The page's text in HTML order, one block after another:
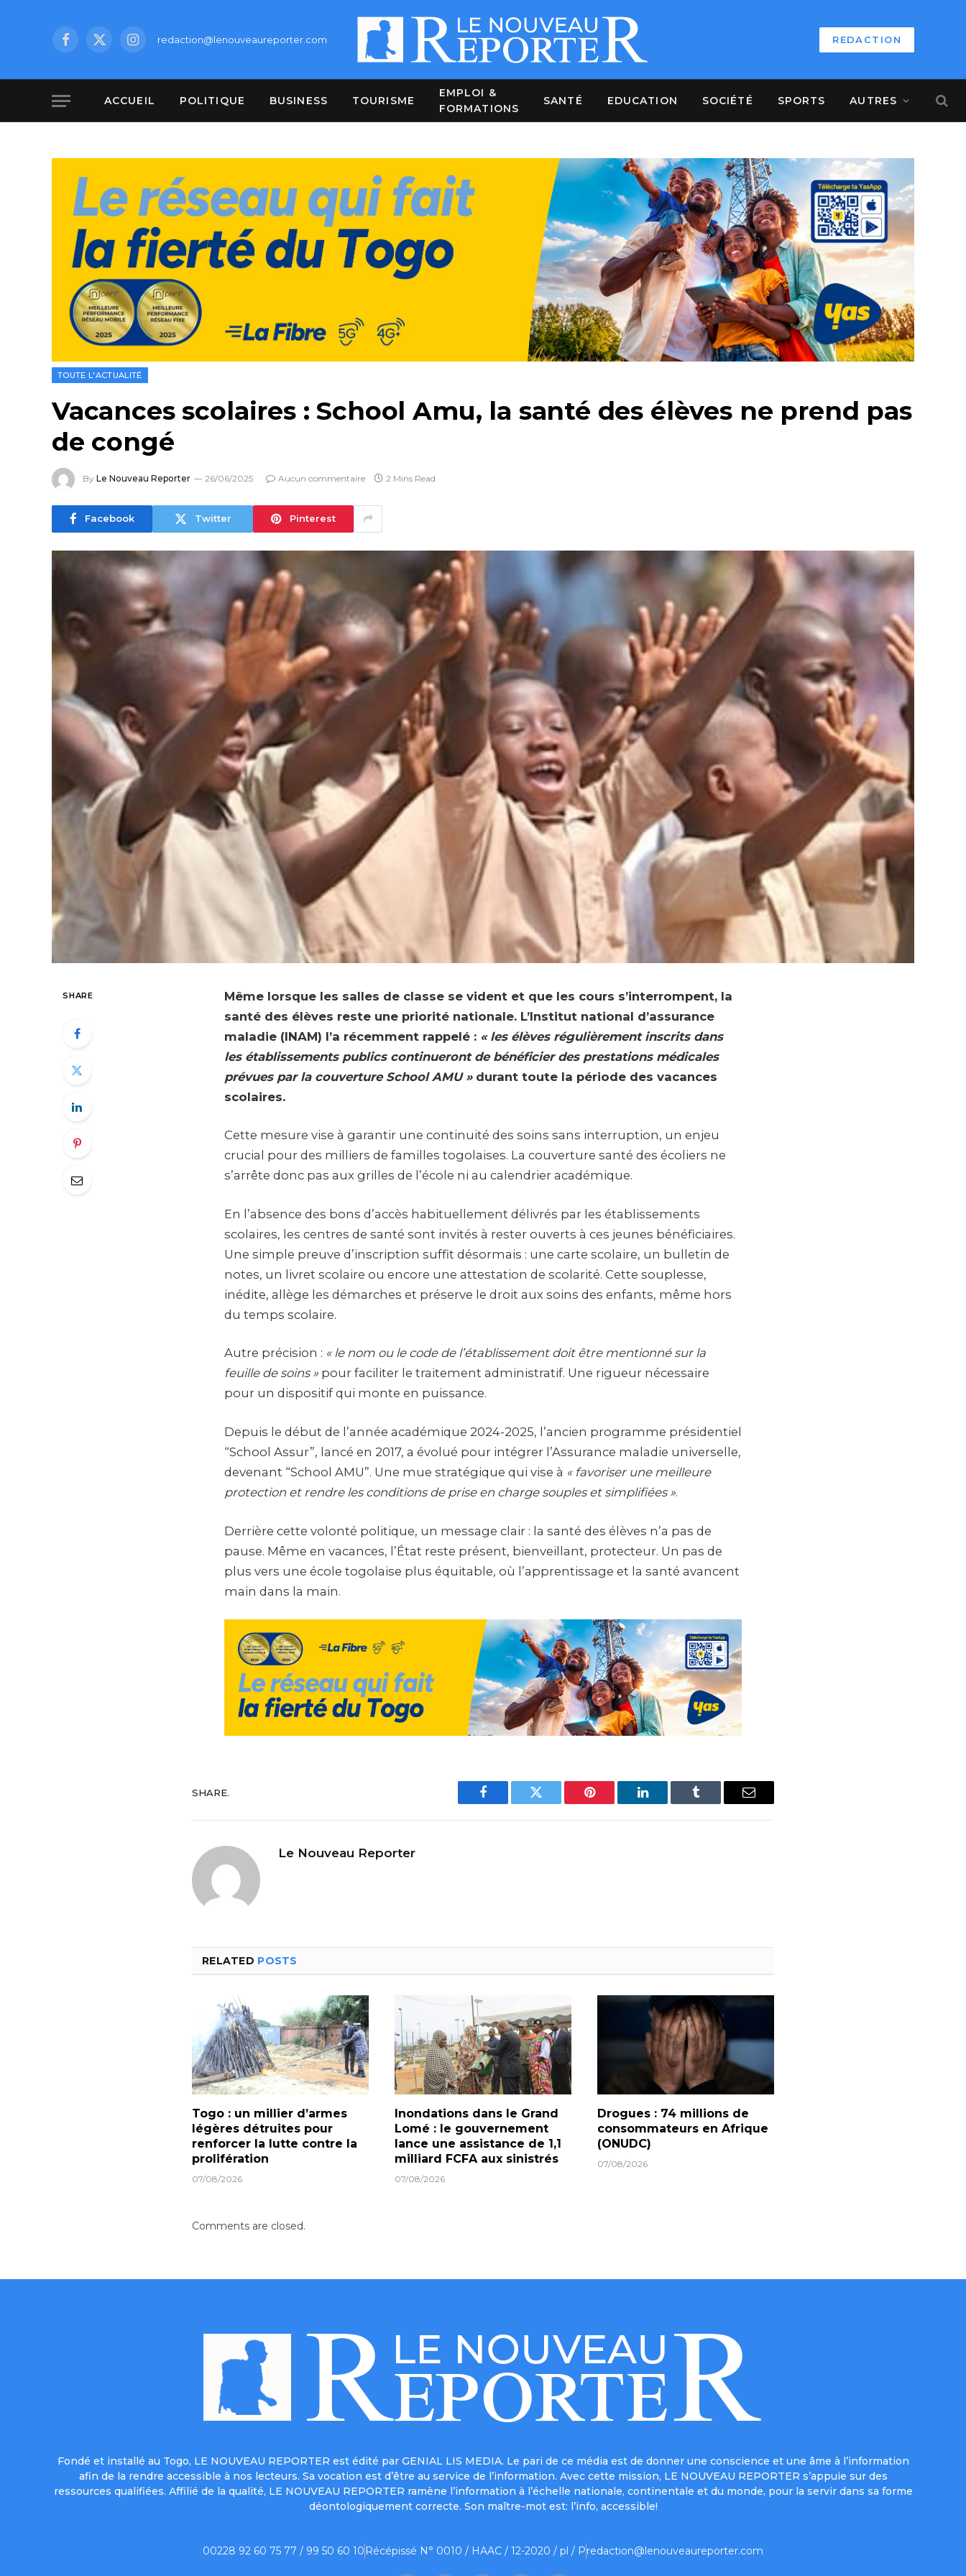
Facebook
X
Instagramredaction@lenouveaureporter.com REDACTION
ACCUEIL POLITIQUE BUSINESS TOURISME
EMPLOI &
FORMATIONS
SANTÉ EDUCATION SOCIÉTÉ SPORTS AUTRES
TOUTE L'ACTUALITÉ
Vacances scolaires : School Amu, la santé des élèves ne prend pas
de congé
By Le Nouveau Reporter 26/06/2025 Aucun commentaire 2 Mins Read
Facebook Twitter Pinterest
SHARE
Même lorsque les salles de classe se vident et que les cours s’interrompent, la
santé des élèves reste une priorité nationale. L’Institut national d’assurance
maladie (INAM) l’a récemment rappelé : « les élèves régulièrement inscrits dans
les établissements publics continueront de bénéficier des prestations médicales
prévues par la couverture School AMU »durant toute la période des vacances
scolaires.
Cette mesure vise à garantir une continuité des soins sans interruption, un enjeu
crucial pour des milliers de familles togolaises. La couverture santé des écoliers ne
s’arrête donc pas aux grilles de l’école ni au calendrier académique.
En l’absence des bons d’accès habituellement délivrés par les établissements
scolaires, les centres de santé sont invités à rester ouverts à ces jeunes bénéficiaires.
Une simple preuve d’inscription suffit désormais : une carte scolaire, un bulletin de
notes, un livret scolaire ou encore une attestation de scolarité. Cette souplesse,
inédite, allège les démarches et préserve le droit aux soins des enfants, même hors
du temps scolaire.
Autre précision : « le nom ou le code de l’établissement doit être mentionné sur la
feuille de soins » pour faciliter le traitement administratif. Une rigueur nécessaire
pour un dispositif qui monte en puissance.
Depuis le début de l’année académique 2024-2025, l’ancien programme présidentiel
“School Assur”, lancé en 2017, a évolué pour intégrer l’Assurance maladie universelle,
devenant “School AMU”. Une mue stratégique qui vise à « favoriser une meilleure
protection et rendre les conditions de prise en charge souples et simplifiées ».
Derrière cette volonté politique, un message clair : la santé des élèves n’a pas de
pause. Même en vacances, l’État reste présent, bienveillant, protecteur. Un pas de
plus vers une école togolaise plus équitable, où l’apprentissage et la santé avancent
main dans la main.
SHARE.
Facebook Twitter Pinterest LinkedIn Tumblr Email
Le Nouveau Reporter
RELATED POSTS
Togo : un millier d’armes
légères détruites pour
renforcer la lutte contre la
prolifération
07/08/2026
Inondations dans le Grand
Lomé : le gouvernement
lance une assistance de 1,1
milliard FCFA aux sinistrés
07/08/2026
Drogues : 74 millions de
consommateurs en Afrique
(ONUDC)
07/08/2026
Comments are closed.
Fondé et installé au Togo, LE NOUVEAU REPORTER est édité par GENIAL LIS MEDIA. Le pari de ce média est de donner une conscience et une âme à l’information
afin de la rendre accessible à nos lecteurs. Sa vocation est d’être au service de l’information. Avec cette mission, LE NOUVEAU REPORTER s’appuie sur des
ressources qualifiées. Affilié de la qualité, LE NOUVEAU REPORTER ramène l’information à l’échelle nationale, continentale et du monde, pour la servir dans sa forme
déontologiquement correcte. Son maître-mot est: l’info, accessible!
00228 92 60 75 77 / 99 50 60 10 Récépissé N° 0010 / HAAC / 12-2020 / pl / Predaction@lenouveaureporter.com